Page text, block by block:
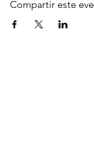
Compartir este